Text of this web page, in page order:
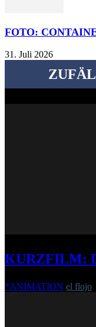
FOTO:
31. Juli 2026
KURZFILM:
*ANIMATION el flojo